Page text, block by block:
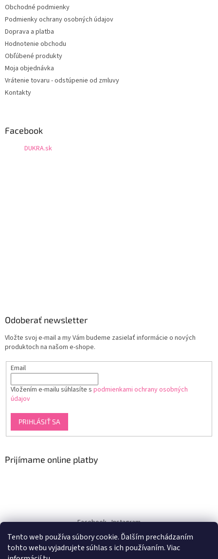
Tento web používa súbory cookie. Ďalším prechádzaním
tohto webu vyjadrujete súhlas s ich používaním. Viac
Obchodné podmienky
Podmienky ochrany osobných údajov
Doprava a platba
Hodnotenie obchodu
Obľúbené produkty
Moja objednávka
Vrátenie tovaru - odstúpenie od zmluvy
Kontakty
Facebook
DUKRA.sk
Odoberať newsletter
Vložte svoj e-mail a my Vám budeme zasielať informácie o nových
produktoch na našom e-shope.
Email
Vložením e-mailu súhlasíte s podmienkami ochrany osobných
údajov
PRIHLÁSIŤ SA
Prijímame online platby
Facebook Instagram
dukra-white